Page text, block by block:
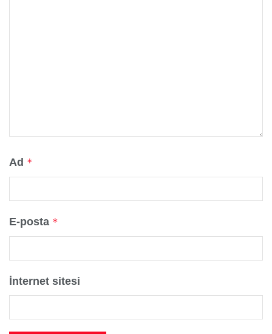
Ad *
E-posta *
İnternet sitesi